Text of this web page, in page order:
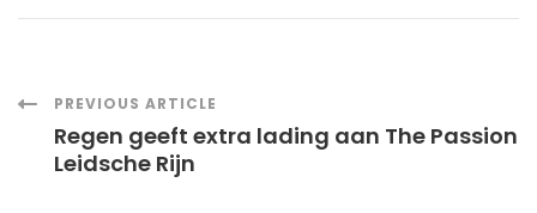
Post
Navigation
PREVIOUS ARTICLE
Regen geeft extra lading aan The Passion
Leidsche Rijn